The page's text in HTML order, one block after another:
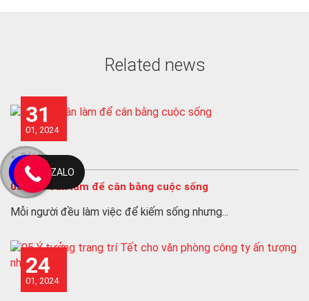
Related news
31
01, 2024
Bản tin
05 việc cần làm để cân bằng cuộc sống
Mỗi người đều làm việc để kiếm sống nhưng...
24
01, 2024
ZALO